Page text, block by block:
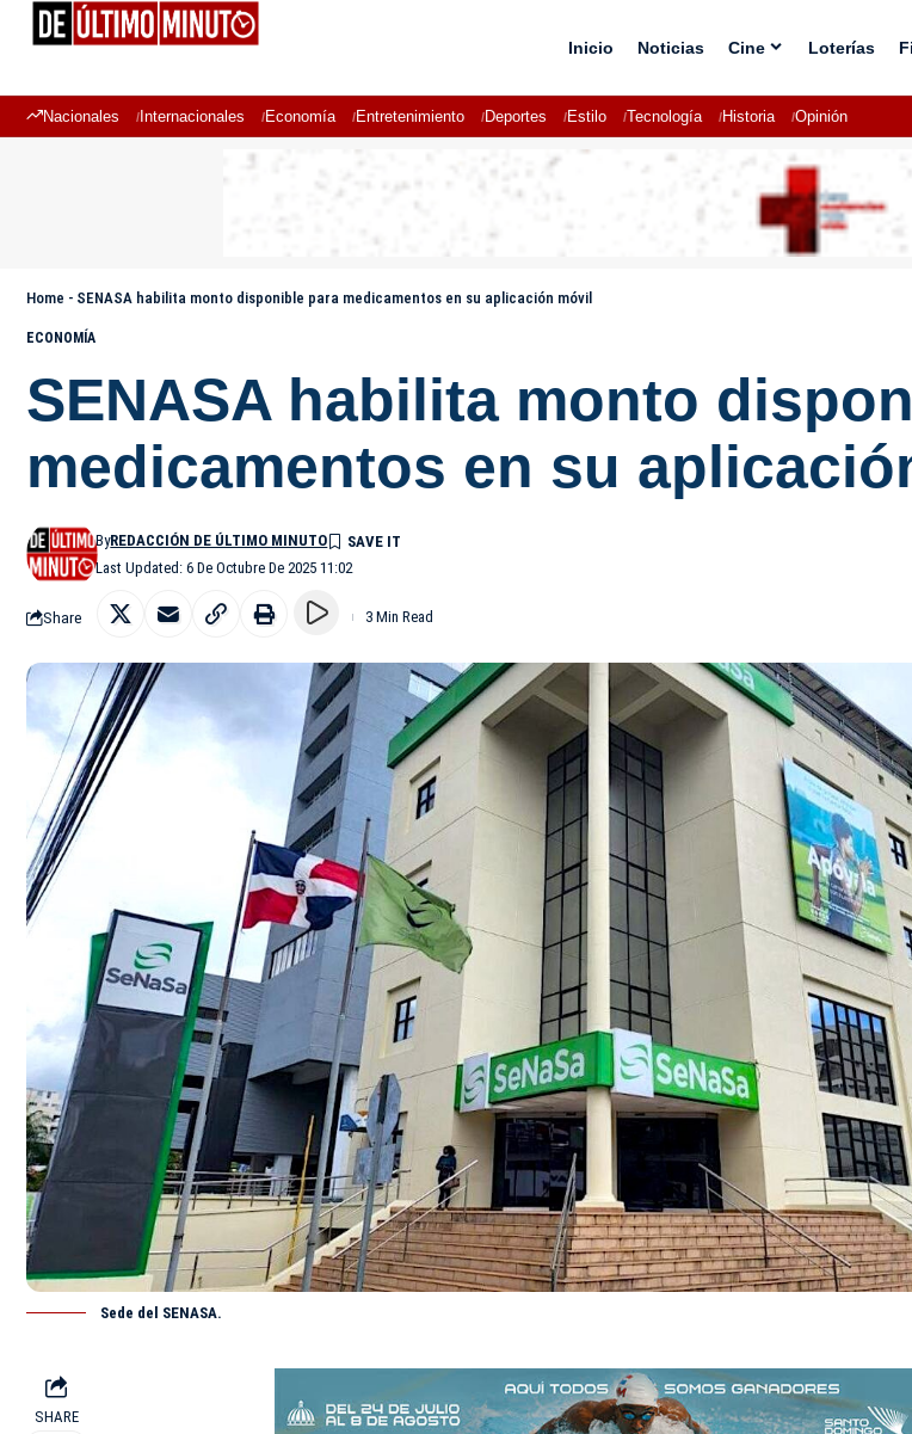
Inicio Noticias Cine Loterías
Nacionales Internacionales Economía Entretenimiento Deportes Estilo Tecnología Historia Opinión
Home - SENASA habilita monto disponible para medicamentos en su aplicación móvil
ECONOMÍA
SENASA habilita monto
medicamentos en su
Last Updated: 6 De Octubre De 2025 11:02
ByREDACCIÓN DE ÚLTIMO MINUTO
Share 3 Min Read
Sede del SENASA.
SHARE